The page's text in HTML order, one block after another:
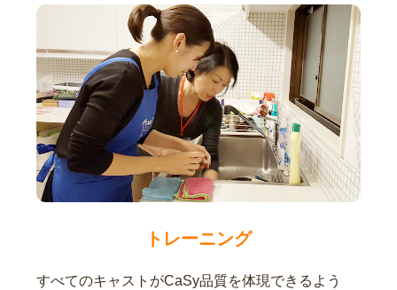
トレーニング
すべてのキャストがCaSy品質を体現できるよう